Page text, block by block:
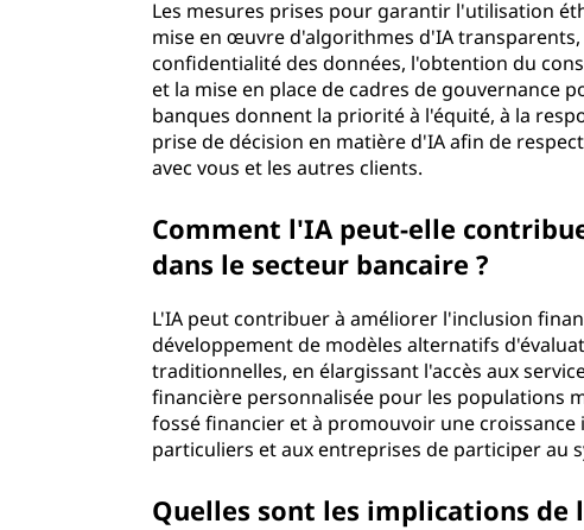
Les mesures prises pour garantir l'utilisation
mise en œuvre d'algorithmes d'IA
confidentialité des données, l'obtention du
et la mise en place de cadres de gouvernance
banques donnent la priorité à l'équité, à la
prise de décision en matière d'IA afin de
avec vous et les autres clients.
Comment l'IA peut-elle
dans le secteur bancaire ?
L'IA peut contribuer à améliorer l'inclusion
développement de modèles alternatifs
traditionnelles, en élargissant l'accès aux
financière personnalisée pour les populations
fossé financier et à promouvoir une
particuliers et aux entreprises de participer au
Quelles sont les implications